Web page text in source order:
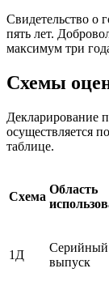
Свидетельство о
пять лет.
максимум три
Схемы
Декларирование
осуществляется
таблице.
Схема
Область
1Д
Серийный
выпуск